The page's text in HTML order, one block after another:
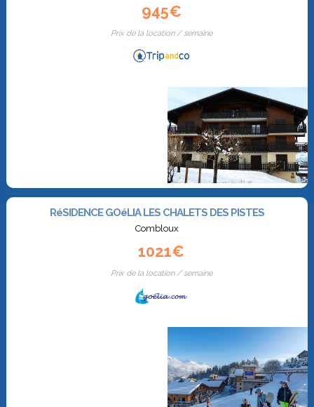
945€
Prix de la location / semaine
RéSIDENCE GOéLIA LES CHALETS DES PISTES
Combloux
1021€
Prix de la location / semaine